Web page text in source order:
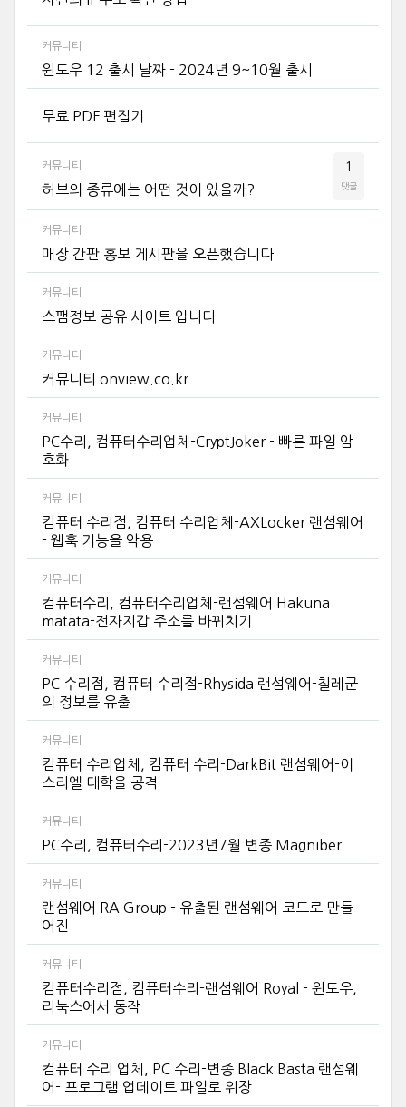
커뮤니티
윈도우 12 출시 날짜 - 2024년 9~10월 출시
무료 PDF 편집기
커뮤니티
허브의 종류에는 어떤 것이 있을까?
1
댓글
커뮤니티
매장 간판 홍보 게시판을 오픈했습니다
커뮤니티
스팸정보 공유 사이트 입니다
커뮤니티
커뮤니티 onview.co.kr
커뮤니티
PC수리, 컴퓨터수리업체-CryptJoker - 빠른 파일 암
호화
커뮤니티
컴퓨터 수리점, 컴퓨터 수리업체-AXLocker 랜섬웨어
- 웹훅 기능을 악용
커뮤니티
컴퓨터수리, 컴퓨터수리업체-랜섬웨어 Hakuna
matata-전자지갑 주소를 바뀌치기
커뮤니티
PC 수리점, 컴퓨터 수리점-Rhysida 랜섬웨어-칠레군
의 정보를 유출
커뮤니티
컴퓨터 수리업체, 컴퓨터 수리-DarkBit 랜섬웨어-이
스라엘 대학을 공격
커뮤니티
PC수리, 컴퓨터수리-2023년7월 변종 Magniber
커뮤니티
랜섬웨어 RA Group - 유출된 랜섬웨어 코드로 만들
어진
커뮤니티
컴퓨터수리점, 컴퓨터수리-랜섬웨어 Royal - 윈도우,
리눅스에서 동작
커뮤니티
컴퓨터 수리 업체, PC 수리-변종 Black Basta 랜섬웨
어- 프로그램 업데이트 파일로 위장